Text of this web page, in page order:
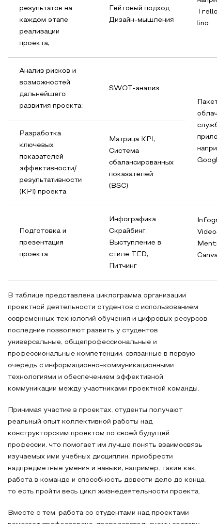
lino
результатов на
каждом этапе
реализации
проекта;
Гейтовый подход
Дизайн-мышления
Анализ рисков и
возможностей
дальнейшего
развития проекта;
SWOT-анализ
Разработка
ключевых
показателей
эффективности/
результативности
(KPI) проекта
Матрица KPI;
Система
сбалансированных
показателей
(BSC)
Подготовка и
презентация
проекта
Инфографика
Скрайбинг;
Выступление в
стиле TED;
Питчинг
В таблице представлена циклограмма организации
проектной деятельности студентов с использованием
современных технологий обучения и цифровых ресурсов,
последние позволяют развить у студентов
универсальные, общепрофессиональные и
профессиональные компетенции, связанные в первую
очередь с информационно-коммуникационными
технологиями и обеспечением эффективной
коммуникации между участниками проектной команды.
Принимая участие в проектах, студенты получают
реальный опыт коллективной работы над
конструкторским проектом по своей будущей
профессии, что помогает им лучше понять взаимосвязь
изучаемых ими учебных дисциплин, приобрести
надпредметные умения и навыки, например, такие как,
работа в команде и способность довести дело до конца,
то есть пройти весь цикл жизнедеятельности проекта.
Вместе с тем, работа со студентами над проектами